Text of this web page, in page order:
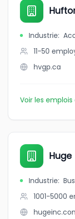
Industrie:
11-50
hvgp.ca
Voir les
Huge
Industrie:
1001-5000